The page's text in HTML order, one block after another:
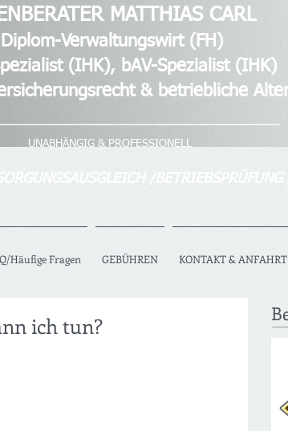
UNABHÄNGIG & PROFESSIONELL
/BETRIEBSPRÜFUNG
MATTHIAS CARL
(FH)
bAV-Spezialist (IHK)
& betriebliche
Häufige Fragen GEBÜHREN KONTAKT & ANFAHRT
ich tun?